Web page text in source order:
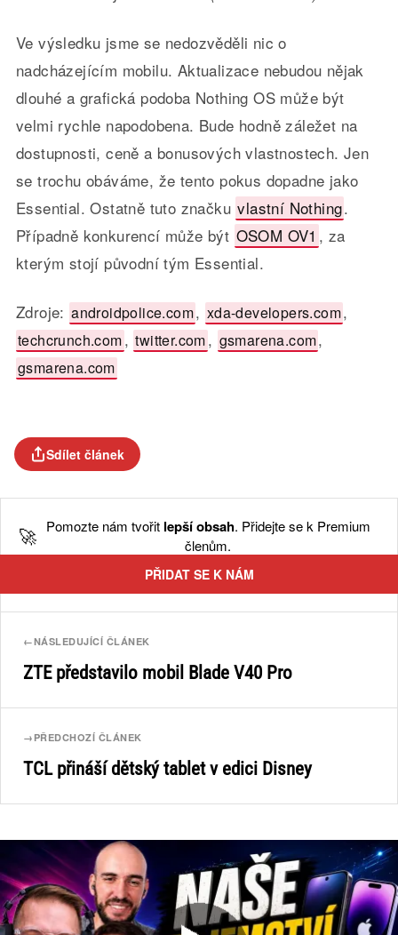
Ve výsledku jsme se nedozvěděli nic o
nadcházejícím mobilu. Aktualizace nebudou nějak
dlouhé a grafická podoba Nothing OS může být
velmi rychle napodobena. Bude hodně záležet na
dostupnosti, ceně a bonusových vlastnostech. Jen
se trochu obáváme, že tento pokus dopadne jako
Essential. Ostatně tuto značku vlastní Nothing.
Případně konkurencí může být OSOM OV1 , za
kterým stojí původní tým Essential.
Zdroje: androidpolice.com, xda-developers.com,
techcrunch.com, twitter.com, gsmarena.com,
gsmarena.com
Sdílet článek
🚀 Pomozte nám tvořit lepší obsah. Přidejte se k Premium
členům.
PŘIDAT SE K NÁM
←NÁSLEDUJÍCÍ ČLÁNEK
ZTE představilo mobil Blade V40 Pro
→ PŘEDCHOZÍ ČLÁNEK
TCL přináší dětský tablet v edici Disney